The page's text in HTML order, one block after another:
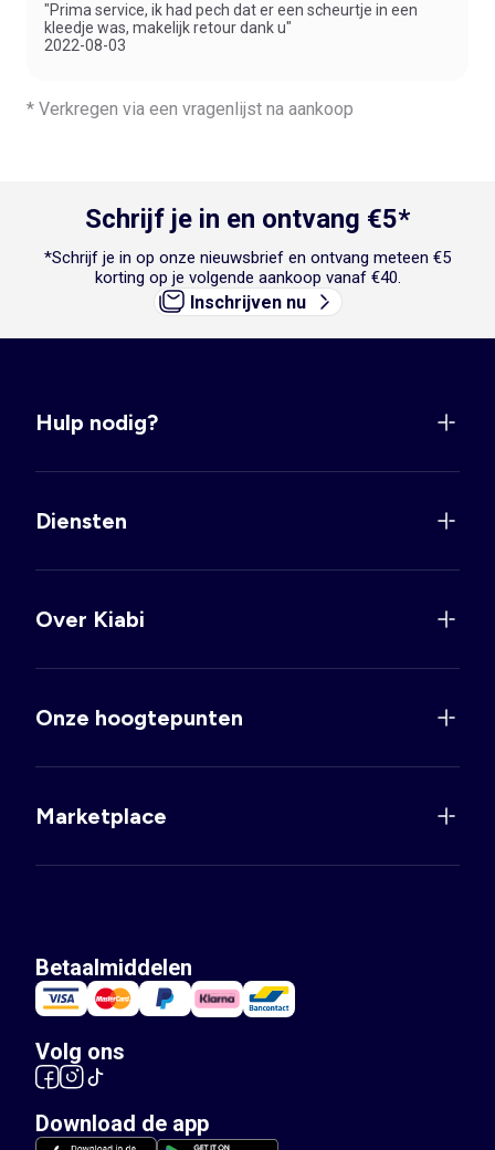
"Prima service, ik had pech dat er een scheurtje in een
kleedje was, makelijk retour dank u"
2022-08-03
* Verkregen via een vragenlijst na aankoop
Schrijf je in en ontvang €5*
*Schrijf je in op onze nieuwsbrief en ontvang meteen €5
korting op je volgende aankoop vanaf €40.
Inschrijven nu
Hulp nodig?
Diensten
Over Kiabi
Onze hoogtepunten
Marketplace
Betaalmiddelen
Volg ons
Download de app